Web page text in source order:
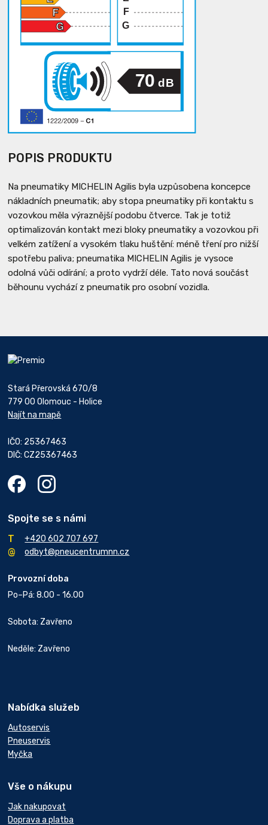
F
G
70 dB
POPIS PRODUKTU
Na pneumatiky MICHELIN Agilis byla uzpůsobena koncepce
nákladních pneumatik; aby stopa pneumatiky při kontaktu s
vozovkou měla výraznější podobu čtverce. Tak je totiž
optimalizován kontakt mezi bloky pneumatiky a vozovkou při
velkém zatížení a vysokém tlaku huštění: méně tření pro nižší
spotřebu paliva; pneumatika MICHELIN Agilis je vysoce
odolná vůči odírání; a proto vydrží déle. Tato nová součást
běhounu vychází z pneumatik pro osobní vozidla.
Stará Přerovská 670/8
779 00 Olomouc - Holice
Najít na mapě
IČO: 25367463
DIČ: CZ25367463
Spojte se s námi
+420 602 707 697
odbyt@pneucentrumnn.cz
Provozní doba
Po–Pá: 8.00 - 16.00
Sobota: Zavřeno
Neděle: Zavřeno
Nabídka služeb
Autoservis
Pneuservis
Myčka
Vše o nákupu
Jak nakupovat
Doprava a platba